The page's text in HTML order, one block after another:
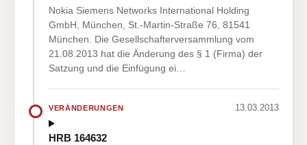
Nokia Siemens Networks International Holding
GmbH, München, St.-Martin-Straße 76, 81541
München. Die Gesellschafterversammlung vom
21.08.2013 hat die Änderung des § 1 (Firma) der
Satzung und die Einfügung ei…
VERÄNDERUNGEN 13.03.2013
HRB 164632